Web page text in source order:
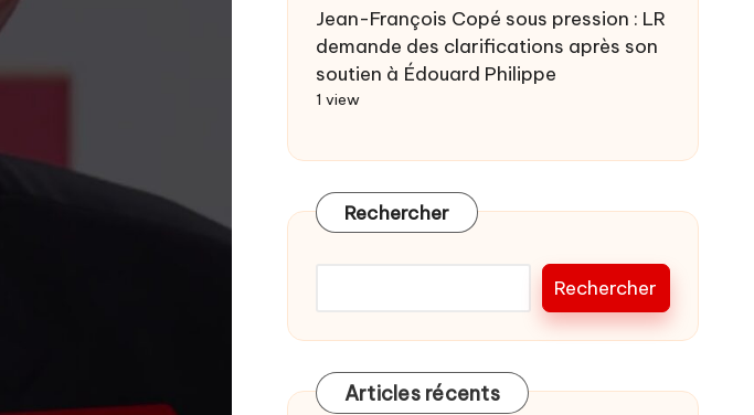
Jean-François Copé sous pression : LR
demande des clarifications après son
soutien à Édouard Philippe
1 view
Rechercher
Rechercher
Articles récents